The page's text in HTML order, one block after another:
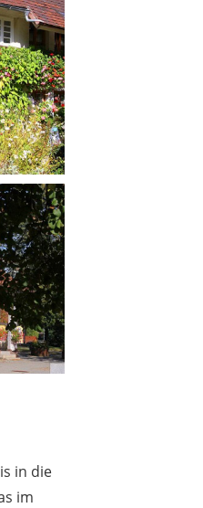
in die
im